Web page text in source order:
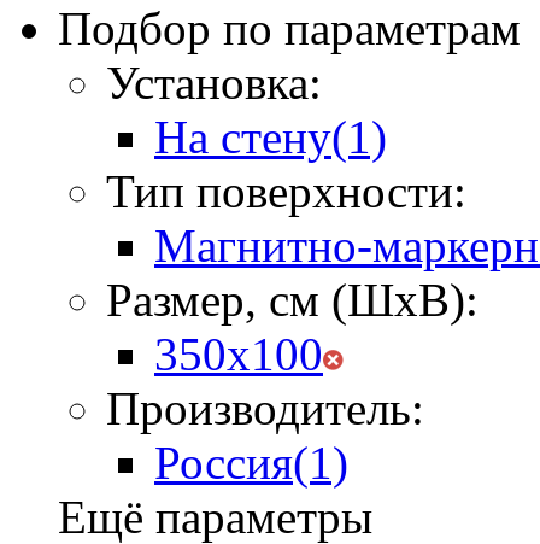
Подбор по параметрам
Установка:
На стену(1)
Тип поверхности:
Магнитно-
Размер, см (ШхВ):
350х100
Производитель:
Россия(1)
Ещё параметры